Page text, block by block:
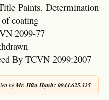
Paints. Determination
coating
2099-77
By TCVN 2099:2007
hệMr. Hữu Hạnh: 0944.625.325